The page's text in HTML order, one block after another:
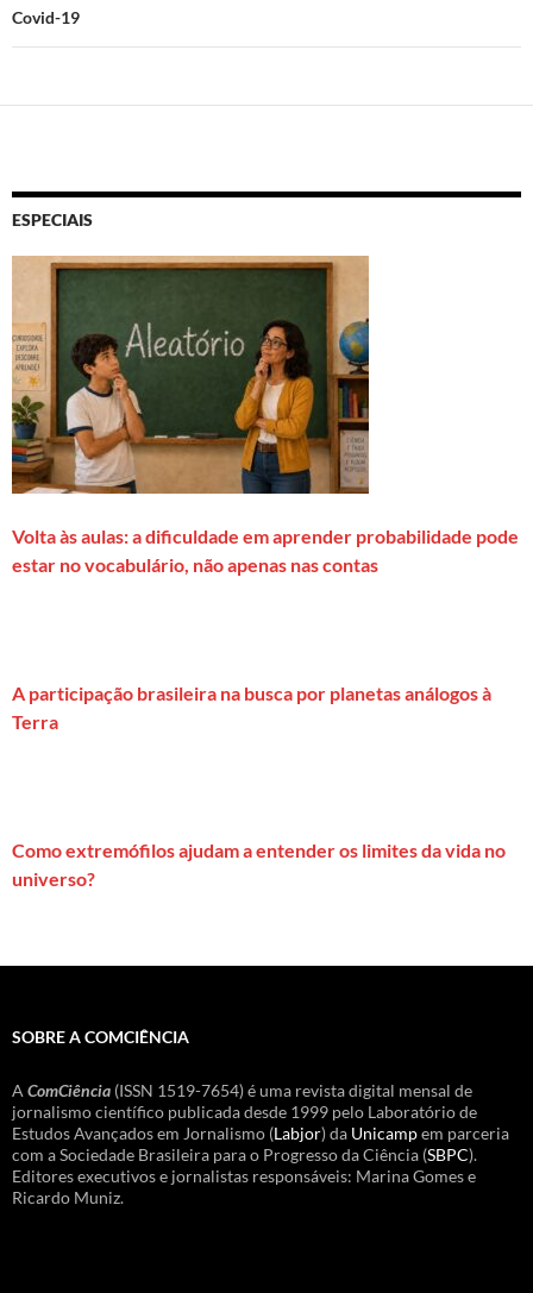
Covid-19
ESPECIAIS
Volta às aulas: a dificuldade em aprender probabilidade pode
estar no vocabulário, não apenas nas contas
A participação brasileira na busca por planetas análogos à
Terra
Como extremófilos ajudam a entender os limites da vida no
universo?
SOBRE A COMCIÊNCIA
A ComCiência (ISSN 1519-7654) é uma revista digital mensal de
jornalismo científico publicada desde 1999 pelo Laboratório de
Estudos Avançados em Jornalismo (Labjor) da Unicampem parceria
com a Sociedade Brasileira para o Progresso da Ciência (SBPC).
Editores executivos e jornalistas responsáveis: Marina Gomes e
Ricardo Muniz.